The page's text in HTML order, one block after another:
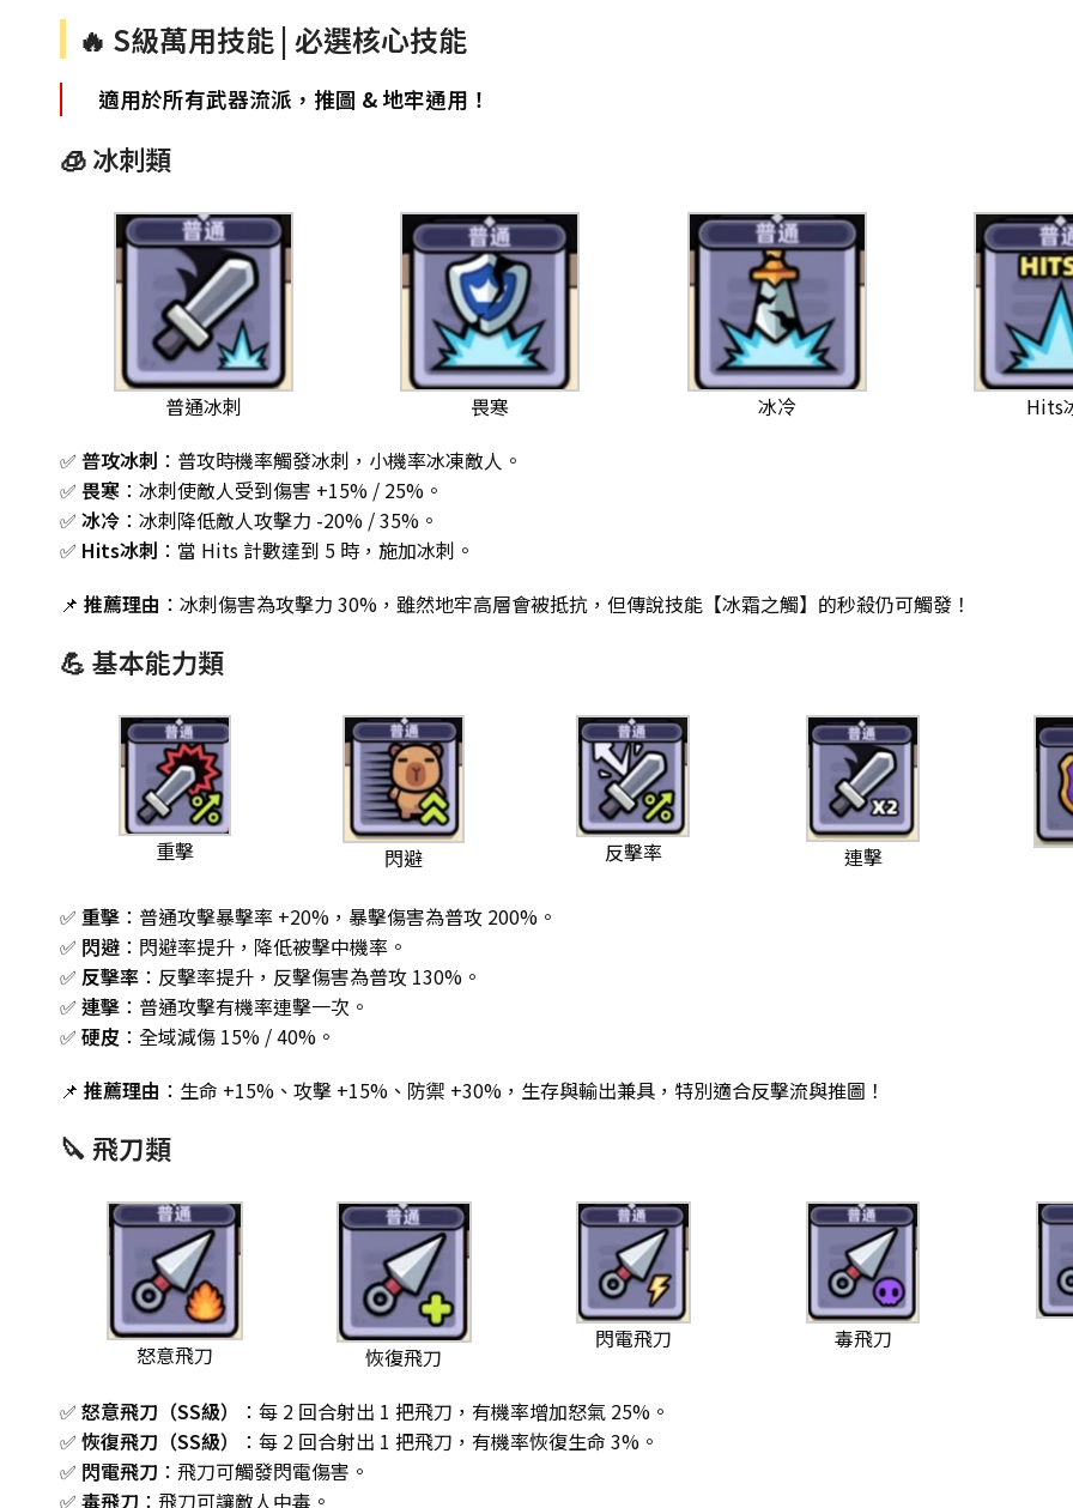
🔥 S級萬用技能 | 必選核心技能
適用於所有武器流派，推圖 & 地牢通用！
🧊 冰刺類
普通冰刺 畏寒 冰冷
Hits
✅ 普攻冰刺 ：普攻時機率觸發冰刺，小機率冰凍敵人。
✅ 畏寒 ：冰刺使敵人受到傷害 +15% / 25%。
✅ 冰冷 ：冰刺降低敵人攻擊力 -20% / 35%。
✅ Hits冰刺 ：當 Hits 計數達到 5 時，施加冰刺。
📌 推薦理由 ：冰刺傷害為攻擊力 30%，雖然地牢高層會被抵抗，但傳說技能【冰霜之觸】的秒殺仍可觸發！
💪 基本能力類
重擊 閃避 反擊率 連擊
✅ 重擊 ：普通攻擊暴擊率 +20%，暴擊傷害為普攻 200%。
✅ 閃避 ：閃避率提升，降低被擊中機率。
✅ 反擊率 ：反擊率提升，反擊傷害為普攻 130%。
✅ 連擊 ：普通攻擊有機率連擊一次。
✅ 硬皮 ：全域減傷 15% / 40%。
📌 推薦理由 ：生命 +15%、攻擊 +15%、防禦 +30%，生存與輸出兼具，特別適合反擊流與推圖！
🔪 飛刀類
怒意飛刀 恢復飛刀
閃電飛刀 毒飛刀
✅ 怒意飛刀（SS級）
：每 2 回合射出 1 把飛刀，有機率增加怒氣 25%。
✅ 恢復飛刀（SS級）
：每 2 回合射出 1 把飛刀，有機率恢復生命 3%。
✅ 閃電飛刀 ：飛刀可觸發閃電傷害。
✅ 毒飛刀 ：飛刀可讓敵人中毒。